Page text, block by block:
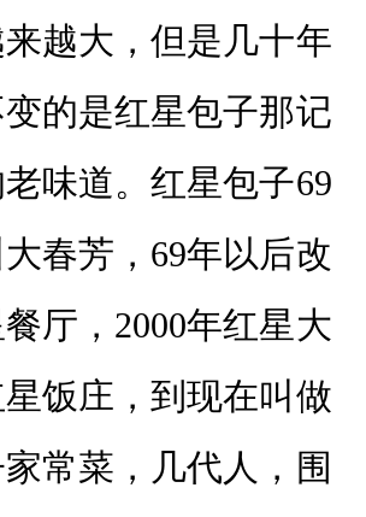
越大，但是几十年
的是红星包子那记
味道。红星包子69
春芳，69年以后改
厅，2000年红星大
饭庄，到现在叫做
常菜，几代人，围